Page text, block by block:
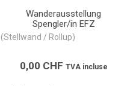
Wanderausstellung
Spengler/in EFZ
(Stellwand / Rollup)
0,00 CHF TVA incluse